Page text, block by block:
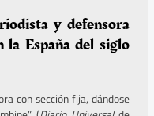
y defensora
la España del siglo
con sección fija, dándose